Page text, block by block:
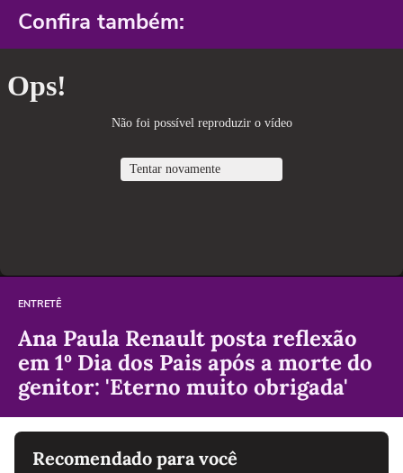
Confira também:
ENTRETÊ
Ana Paula Renault posta reflexão
em 1º Dia dos Pais após a morte do
genitor: 'Eterno muito obrigada'
Recomendado para você